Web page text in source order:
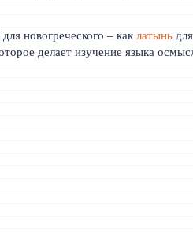
новогреческого – каклатынь
делает изучение языка
система" и